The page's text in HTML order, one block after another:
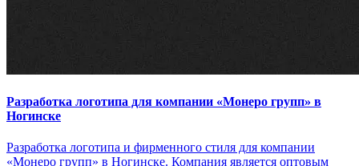
Разработка логотипа для компании «Монеро групп» в
Ногинске
Разработка логотипа и фирменного стиля для компании
«Монеро групп» в Ногинске. Компания является оптовым